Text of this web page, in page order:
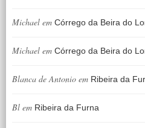
Michael em Córrego da Beira do
Michael em Córrego da Beira do
Blanca de Antonio em Ribeira da
Bl em Ribeira da Furna